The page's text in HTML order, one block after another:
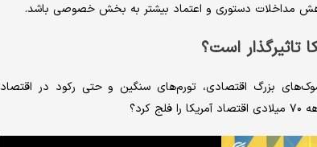
مداخلات دستوری و اعتماد بیشتر به بخش خصوصی باشد.
تاثیرگذار است؟
یادآور شوک‌های بزرگ اقتصادی، تورم‌های سنگین و حتی رکود در اقتصاد